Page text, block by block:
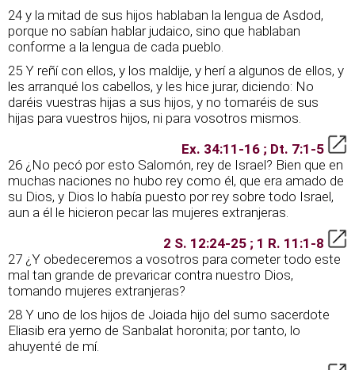
24 y la mitad de sus hijos hablaban la lengua de Asdod,
porque no sabían hablar judaico, sino que hablaban
conforme a la lengua de cada pueblo.
25 Y reñí con ellos, y los maldije, y herí a algunos de ellos, y
les arranqué los cabellos, y les hice jurar, diciendo: No
daréis vuestras hijas a sus hijos, y no tomaréis de sus
hijas para vuestros hijos, ni para vosotros mismos.
Ex. 34:11-16 ; Dt. 7:1-5
26 ¿No pecó por esto Salomón, rey de Israel? Bien que en
muchas naciones no hubo rey como él, que era amado de
su Dios, y Dios lo había puesto por rey sobre todo Israel,
aun a él le hicieron pecar las mujeres extranjeras.
2 S. 12:24-25 ; 1 R. 11:1-8
27 ¿Y obedeceremos a vosotros para cometer todo este
mal tan grande de prevaricar contra nuestro Dios,
tomando mujeres extranjeras?
28 Y uno de los hijos de Joiada hijo del sumo sacerdote
Eliasib era yerno de Sanbalat horonita; por tanto, lo
ahuyenté de mí.